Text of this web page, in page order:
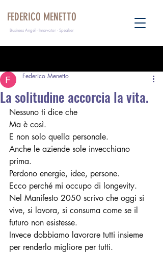
FEDERICO MENETTO
Business Angel - Innovator - Speaker
La solitudine accorcia la vita.
Federico Menetto
Nessuno ti dice che
Ma è così.
E non solo quella personale.
Anche le aziende sole invecchiano
prima.
Perdono energie, idee, persone.
Ecco perché mi occupo di longevity.
Nel Manifesto 2050 scrivo che oggi si
vive, si lavora, si consuma come se il
futuro non esistesse.
Invece dobbiamo lavorare tutti insieme
per renderlo migliore per tutti.